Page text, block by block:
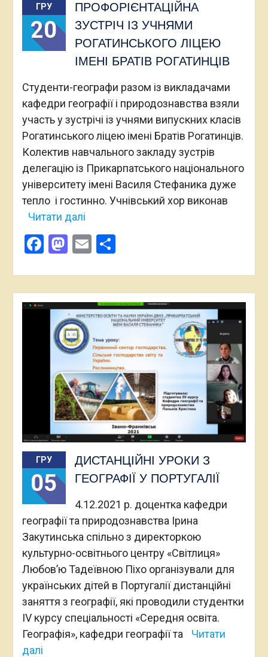
ГРУ
20
ПРОФОРІЄНТАЦІЙНА
ЗУСТРІЧ ІЗ УЧНЯМИ
РОГАТИНСЬКОГО ЛІЦЕЮ
ІМЕНІ БРАТІВ РОГАТИНЦІВ
Студенти-географи разом із викладачами
кафедри географії і природознавства взяли
участь у зустрічі із учнями випускних класів
Рогатинського ліцею імені Братів Рогатинців.
Колектив навчального закладу зустрів
делегацію із Прикарпатського національного
університету імені Василя Стефаника дуже
тепло і гостинно. Учнівський хор виконав
Читати далі
Facebook
Mastodon
Email
ГРУ
05
ДИСТАНЦІЙНІ УРОКИ З
ГЕОГРАФІЇ У ПОРТУГАЛІЇ
4.12.2021 р. доцентка кафедри
географії та природознавства Ірина
Закутинська спільно з директоркою
культурно-освітнього центру «Світлиця»
Любов’ю Тадеївною Піхо організували для
українських дітей в Португалії дистанційні
заняття з географії, які проводили студентки
IV курсу спеціальності «Середня освіта.
Географія», кафедри географії та
Читати
далі